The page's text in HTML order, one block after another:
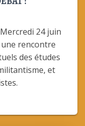
24 juin
une rencontre
des études
et